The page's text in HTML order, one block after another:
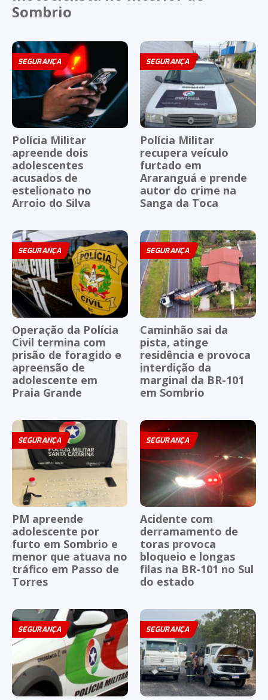
Sombrio
SEGURANÇA
Polícia Militar
apreende dois
adolescentes
acusados de
estelionato no
Arroio do Silva
SEGURANÇA
Polícia Militar
recupera veículo
furtado em
Araranguá e prende
autor do crime na
Sanga da Toca
SEGURANÇA
Operação da Polícia
Civil termina com
prisão de foragido e
apreensão de
adolescente em
Praia Grande
SEGURANÇA
Caminhão sai da
pista, atinge
residência e provoca
interdição da
marginal da BR-101
em Sombrio
SEGURANÇA
PM apreende
adolescente por
furto em Sombrio e
menor que atuava no
tráfico em Passo de
Torres
SEGURANÇA
Acidente com
derramamento de
toras provoca
bloqueio e longas
filas na BR-101 no Sul
do estado
SEGURANÇA SEGURANÇA